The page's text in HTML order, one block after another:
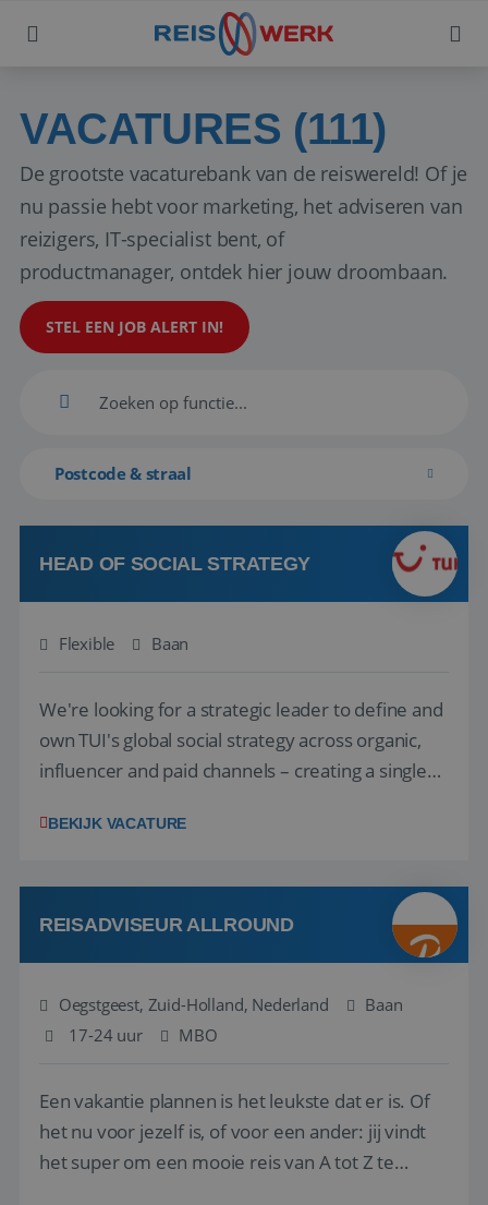
VACATURES (111)
De grootste vacaturebank van de reiswereld! Of je
nu passie hebt voor marketing, het adviseren van
reizigers, IT-specialist bent, of
productmanager, ontdek hier jouw droombaan.
STEL EEN JOB ALERT IN!
Postcode & straal
HEAD OF SOCIAL STRATEGY
Flexible Baan
We're looking for a strategic leader to define and
own TUI's global social strategy across organic,
influencer and paid channels – creating a single
locally. The role will be published until 18 August
Attractive remuneration, discre...
BEKIJK VACATURE
REISADVISEUR ALLROUND
Oegstgeest, Zuid-Holland, Nederland
Baan
17-24 uur
MBO
Een vakantie plannen is het leukste dat er is. Of
het nu voor jezelf is, of voor een ander: jij vindt
het super om een mooie reis van A tot Z te